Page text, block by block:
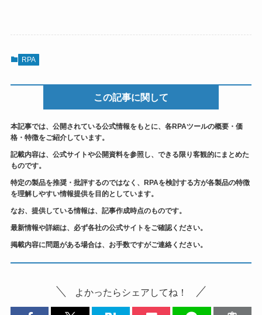
RPA
この記事に関して
本記事では、公開されている公式情報をもとに、各RPAツールの概要・価
格・特徴をご紹介しています。
記載内容は、公式サイトや公開資料を参照し、できる限り客観的にまとめた
ものです。
特定の製品を推奨・批評するのではなく、RPAを検討する方が各製品の特徴
を理解しやすい情報提供を目的としています。
なお、提供している情報は、記事作成時点のものです。
最新情報や詳細は、必ず各社の公式サイトをご確認ください。
掲載内容に問題がある場合は、お手数ですがご連絡ください。
よかったらシェアしてね！